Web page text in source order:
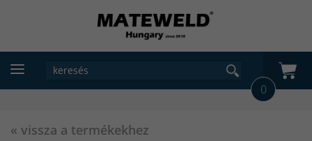
0
« vissza a termékekhez